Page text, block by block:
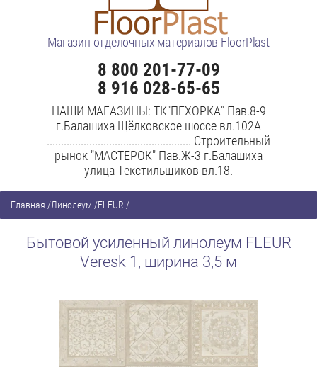
Магазин отделочных материалов FloorPlast
8 800 201-77-09
8 916 028-65-65
НАШИ МАГАЗИНЫ: ТК"ПЕХОРКА" Пав.8-9
г.Балашиха Щёлковское шоссе вл.102А
................................................... Строительный
рынок "МАСТЕРОК" Пав.Ж-3 г.Балашиха
улица Текстильщиков вл.18.
Главная /Линолеум /FLEUR /
Бытовой усиленный линолеум FLEUR
Veresk 1, ширина 3,5 м